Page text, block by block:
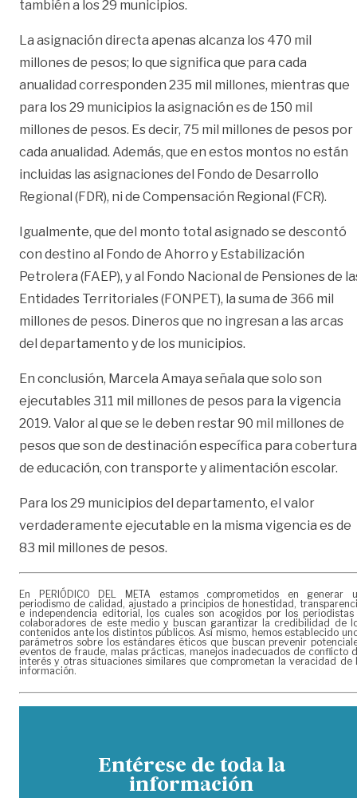
también a los 29 municipios.
La asignación directa apenas alcanza los 470 mil
millones de pesos; lo que significa que para cada
anualidad corresponden 235 mil millones, mientras que
para los 29 municipios la asignación es de 150 mil
millones de pesos. Es decir, 75 mil millones de pesos por
cada anualidad. Además, que en estos montos no están
incluidas las asignaciones del Fondo de Desarrollo
Regional (FDR), ni de Compensación Regional (FCR).
Igualmente, que del monto total asignado se descontó
con destino al Fondo de Ahorro y Estabilización
Petrolera (FAEP), y al Fondo Nacional de Pensiones de
Entidades Territoriales (FONPET), la suma de 366 mil
millones de pesos. Dineros que no ingresan a las arcas
del departamento y de los municipios.
En conclusión, Marcela Amaya señala que solo son
ejecutables 311 mil millones de pesos para la vigencia
2019. Valor al que se le deben restar 90 mil millones de
pesos que son de destinación específica para cobertura
de educación, con transporte y alimentación escolar.
Para los 29 municipios del departamento, el valor
verdaderamente ejecutable en la misma vigencia es de
83 mil millones de pesos.
En PERIÓDICO DEL META estamos comprometidos en generar
periodismo de calidad, ajustado a principios de honestidad,
e independencia editorial, los cuales son acogidos por los periodistas
colaboradores de este medio y buscan garantizar la credibilidad de
contenidos ante los distintos públicos. Así mismo, hemos establecido
parámetros sobre los estándares éticos que buscan prevenir
eventos de fraude, malas prácticas, manejos inadecuados de conflicto
interés y otras situaciones similares que comprometan la veracidad de
información.
Entérese de toda la
información